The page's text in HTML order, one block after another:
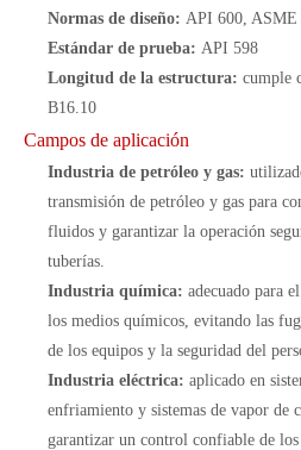
Normas de diseño: API 600, ASME
Estándar de prueba: API 598
Longitud de la estructura: cumple
B16.10
Campos de aplicación
Industria de petróleo y gas:
transmisión de petróleo y gas para
fluidos y garantizar la operación
tuberías.
Industria química: adecuado para
los medios químicos, evitando las
de los equipos y la seguridad del
Industria eléctrica: aplicado en
enfriamiento y sistemas de vapor de
garantizar un control confiable de